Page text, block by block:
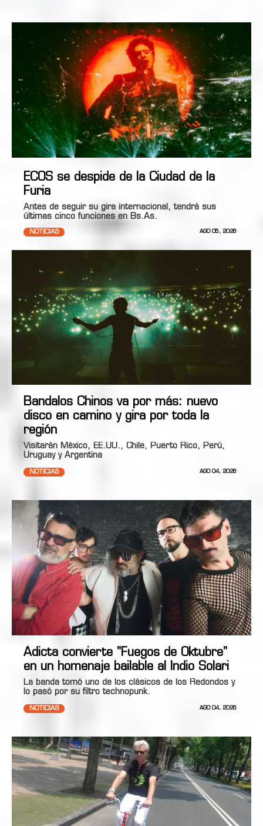
ECOS se despide de la Ciudad de la
Furia
Antes de seguir su gira internacional, tendrá sus
últimas cinco funciones en Bs.As.
NOTICIAS AGO 05, 2026
Bandalos Chinos va por más: nuevo
disco en camino y gira por toda la
región
Visitarán México, EE.UU., Chile, Puerto Rico, Perú,
Uruguay y Argentina
NOTICIAS AGO 04, 2026
Adicta convierte "Fuegos de Oktubre"
en un homenaje bailable al Indio Solari
La banda tomó uno de los clásicos de los Redondos y
lo pasó por su filtro technopunk.
NOTICIAS AGO 04, 2026